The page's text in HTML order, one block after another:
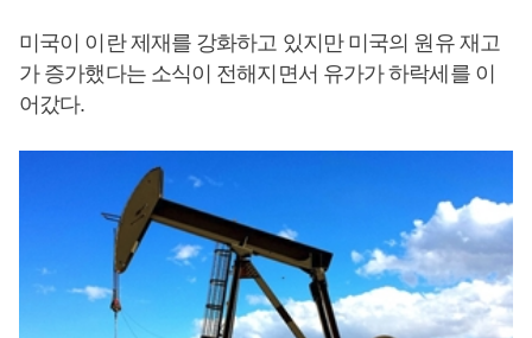
미국이 이란 제재를 강화하고 있지만 미국의 원유 재고
가 증가했다는 소식이 전해지면서 유가가 하락세를 이
어갔다.